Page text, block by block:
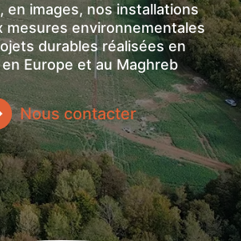
en images, nos installations
mesures environnementales
durables réalisées en
Europe et au Maghreb
Nous contacter